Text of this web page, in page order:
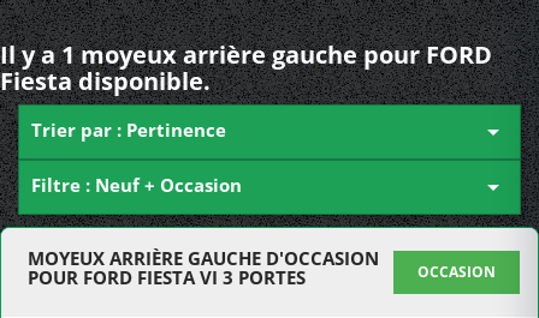
Il y a 1 moyeux arrière gauche pour FORD
Fiesta disponible.
Trier par : Pertinence 
Filtre : Neuf + Occasion 
MOYEUX ARRIÈRE GAUCHE D'OCCASION
POUR FORD FIESTA VI 3 PORTES
OCCASION